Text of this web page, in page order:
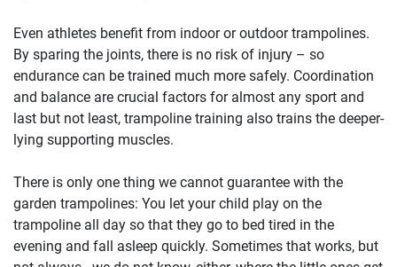
Even athletes benefit from indoor or outdoor trampolines.
By sparing the joints, there is no risk of injury – so
endurance can be trained much more safely. Coordination
and balance are crucial factors for almost any sport and
last but not least, trampoline training also trains the deeper-
lying supporting muscles.
There is only one thing we cannot guarantee with the
garden trampolines: You let your child play on the
trampoline all day so that they go to bed tired in the
evening and fall asleep quickly. Sometimes that works, but